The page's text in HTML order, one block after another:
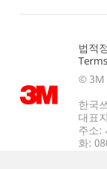
법적
© 3M
한국
대표
주소:
화: